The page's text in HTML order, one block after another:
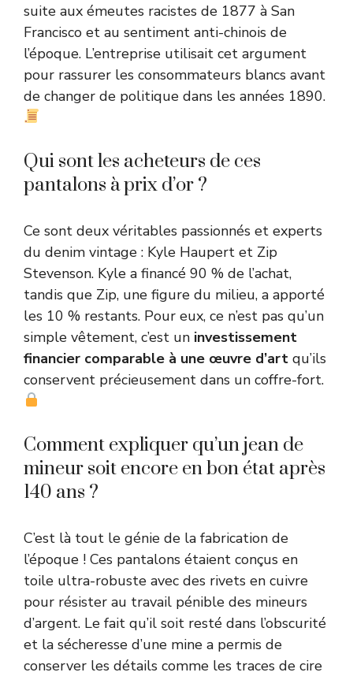
suite aux émeutes racistes de 1877 à San
Francisco et au sentiment anti-chinois de
l’époque. L’entreprise utilisait cet argument
pour rassurer les consommateurs blancs avant
de changer de politique dans les années 1890.
Qui sont les acheteurs de ces
pantalons à prix d’or ?
Ce sont deux véritables passionnés et experts
du denim vintage : Kyle Haupert et Zip
Stevenson. Kyle a financé 90 % de l’achat,
tandis que Zip, une figure du milieu, a apporté
les 10 % restants. Pour eux, ce n’est pas qu’un
simple vêtement, c’est un investissement
financier comparable à une œuvre d’art qu’ils
conservent précieusement dans un coffre-fort.
Comment expliquer qu’un jean de
mineur soit encore en bon état après
140 ans ?
C’est là tout le génie de la fabrication de
l’époque ! Ces pantalons étaient conçus en
toile ultra-robuste avec des rivets en cuivre
pour résister au travail pénible des mineurs
d’argent. Le fait qu’il soit resté dans l’obscurité
et la sécheresse d’une mine a permis de
conserver les détails comme les traces de cire